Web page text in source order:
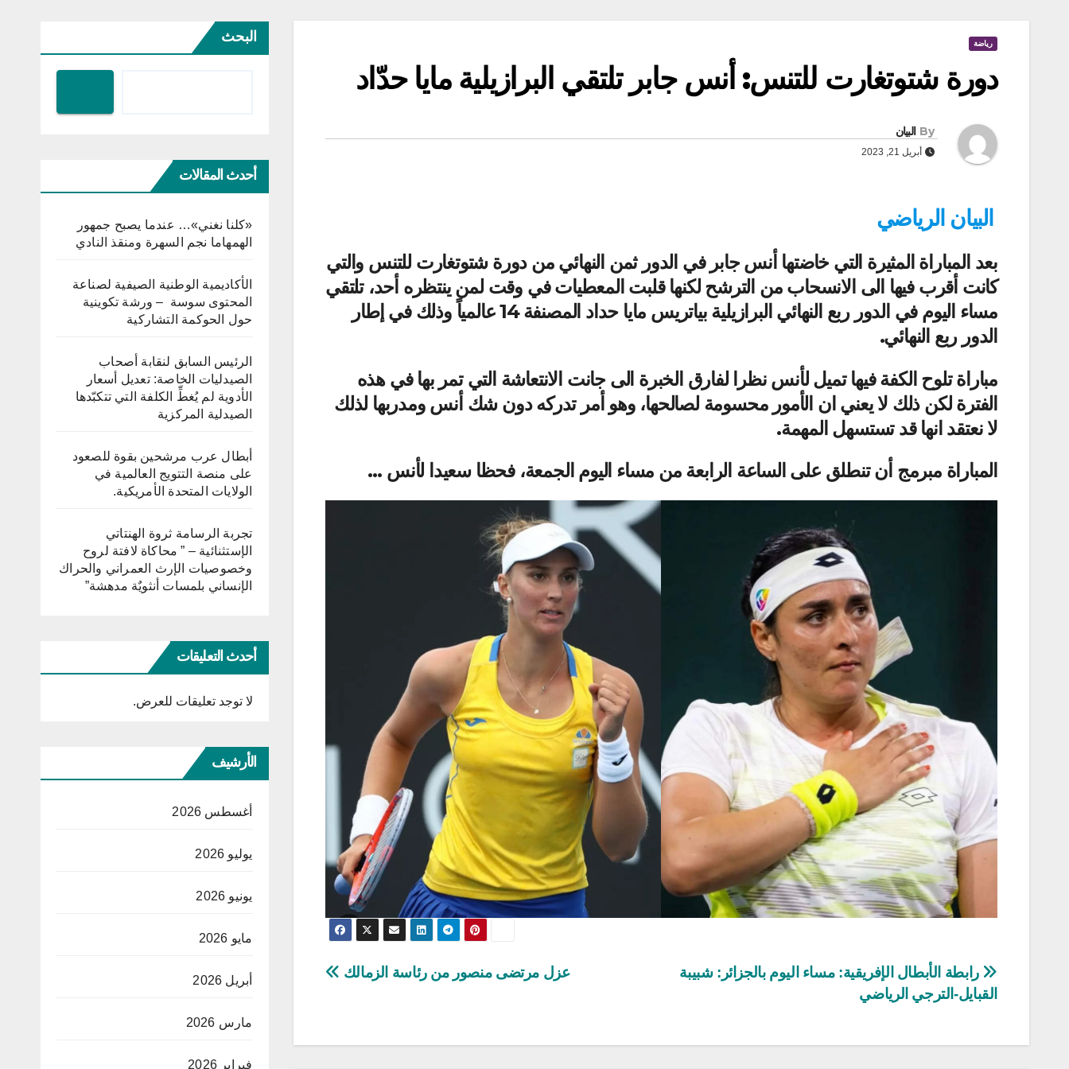
رياضة
دورة شتوتغارت للتنس: أنس جابر تلتقي البرازيلية مايا حدّاد
By البيان
أبريل 21, 2023
البيان الرياضي
بعد المباراة المثيرة التي خاضتها أنس جابر في الدور ثمن النهائي من دورة شتوتغارت للتنس والتي
كانت أقرب فيها الى الانسحاب من الترشح لكنها قلبت المعطيات في وقت لمن ينتظره أحد، تلتقي
مساء اليوم في الدور ربع النهائي البرازيلية بياتريس مايا حداد المصنفة 14 عالمياً وذلك في إطار
الدور ربع النهائي.
مباراة تلوح الكفة فيها تميل لأنس نظرا لفارق الخبرة الى جانت الانتعاشة التي تمر بها في هذه
الفترة لكن ذلك لا يعني ان الأمور محسومة لصالحها، وهو أمر تدركه دون شك أنس ومدربها لذلك
لا نعتقد انها قد تستسهل المهمة.
المباراة مبرمج أن تنطلق على الساعة الرابعة من مساء اليوم الجمعة، فحظا سعيدا لأنس …
تصفّح
المقالات
عزل مرتضى منصور من رئاسة الزمالك
رابطة الأبطال الإفريقية: مساء اليوم بالجزائر: شبيبة
القبايل-الترجي الرياضي
البحث
أحدث المقالات
«كلنا نغني»… عندما يصبح جمهور
الهمهاما نجم السهرة ومنقذ النادي
الأكاديمية الوطنية الصيفية لصناعة
المحتوى سوسة – ورشة تكوينية
حول الحوكمة التشاركية
الرئيس السابق لنقابة أصحاب
الصيدليات الخاصة: تعديل أسعار
الأدوية لم يُغطِّ الكلفة التي تتكبّدها
الصيدلية المركزية
أبطال عرب مرشحين بقوة للصعود
على منصة التتويج العالمية في
الولايات المتحدة الأمريكية.
تجربة الرسامة ثروة الهنتاتي
الإستثنائية – ” محاكاة لافتة لروح
وخصوصيات الإرث العمراني والحراك
الإنساني بلمسات أنثويٌة مدهشة”
أحدث التعليقات
لا توجد تعليقات للعرض.
الأرشيف
أغسطس 2026
يوليو 2026
يونيو 2026
مايو 2026
أبريل 2026
مارس 2026
فبراير 2026